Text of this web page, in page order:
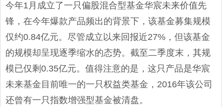
今年1月成立了一只偏股混合型基金华宸未来价值先
锋，在今年爆款产品频出的背景下，该基金募集规模
仅约0.84亿元。尽管成立以来回报近27%，但该基金
的规模却呈现逐季缩水的态势。截至二季度末，其规
模已仅剩0.35亿元。值得注意的是，这只产品是华宸
未来基金目前唯一的一只权益类基金，2016年该公司
还曾有一只指数增强型基金被清盘。